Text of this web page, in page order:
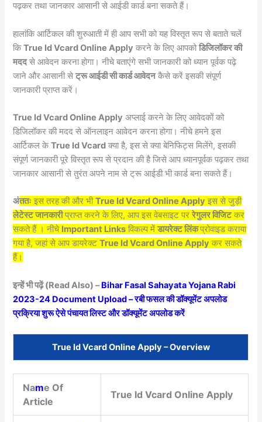
पढ़कर तथा जानकार आसानी से आईडी कार्ड बना सकते हैं।
हालांकि आर्टिकल की शुरुआती में ही आप सभी को यह विस्तृत रूप से बताते चलें
किTrue Id Vcard Online Apply करने के लिए आपकोडिजिलॉकर की
मददसे आवेदन करना होगा। नीचे बताएंगे सभी जानकारी को ध्यान पूर्वक पढ़े
जाने और आसानी सेट्रू आईडी सी कार्ड आवेदनकैसे करें इसकी संपूर्ण
जानकारी प्राप्त करें।
True Id Vcard Online Apply अप्लाई करने के लिए आवेदकों को
डिजिलॉकर की मदद से ऑनलाइन आवेदन करना होगा। नीचे हमने इस
आर्टिकल केTrue Id Vcard क्या है, इस से क्या बेनिफिट्स मिलेंगे, इसकी
संपूर्ण जानकारी पूरे विस्तृत रूप से प्रदान की है जिसे आप ध्यानपूर्वक पढ़कर तथा
जानकार आसानी से तुरंत अपने नाम से ट्रू आईडी भी कार्ड बना सकते हैं।
अंततः इस तरह की और भीTrue Id Vcard Online Apply इस से जुड़ी
लेटेस्ट जानकारीप्राप्त करने के लिए, आप इस वेबसाइट पररेगुलर विजिटकर
सकते हैं । नीचे Important Links विकल्प मेंडायरेक्ट लिंकप्रोवाइड कराया
गया है, जहां से आप डायरेक्टTrue Id Vcard Online Apply कर सकते
हैं।
इन्हें भी पढ़ें (Read Also) –Bihar Fasal Sahayata Yojana Rabi
2023-24 Document Upload – रबी फसल की डॉक्यूमेंट अपलोड
प्रक्रिया शुरू ऐसे पंचायत लिस्ट और डॉक्यूमेंट अपलोड करें
True Id Vcard Online Apply – Overview
Name Of
Article
True Id Vcard Online Apply